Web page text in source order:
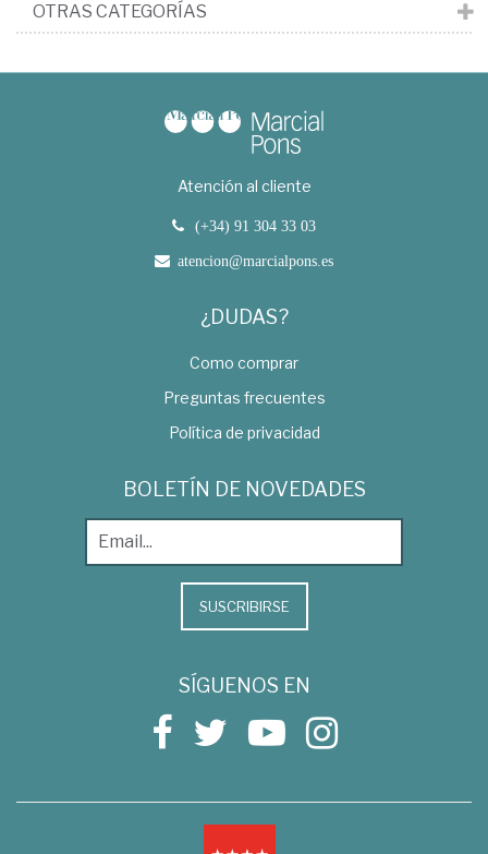
OTRAS CATEGORÍAS
Atención al cliente
(+34) 91 304 33 03
atencion@marcialpons.es
¿DUDAS?
Como comprar
Preguntas frecuentes
Política de privacidad
BOLETÍN DE NOVEDADES
SUSCRIBIRSE
SÍGUENOS EN